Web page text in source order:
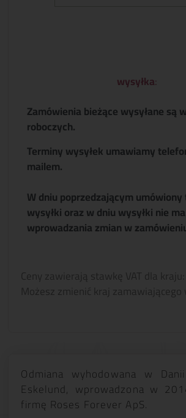
wysyłka:
Zamówienia bieżące wysyłane są
roboczych.
Terminy wysyłek umawiamy
mailem.
W dniu poprzedzającym
wysyłki oraz w dniu wysyłki nie
wprowadzania zmian w
Ceny zawierają stawkę VAT dla kraju:
Możesz zmienić kraj zamawiającego
Odmiana wyhodowana w
Eskelund, wprowadzona w
firmę Roses Forever ApS.